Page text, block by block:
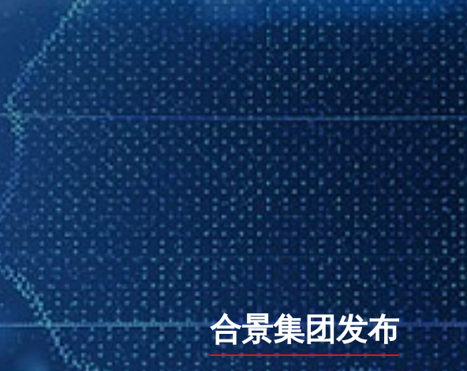
合景集团发布